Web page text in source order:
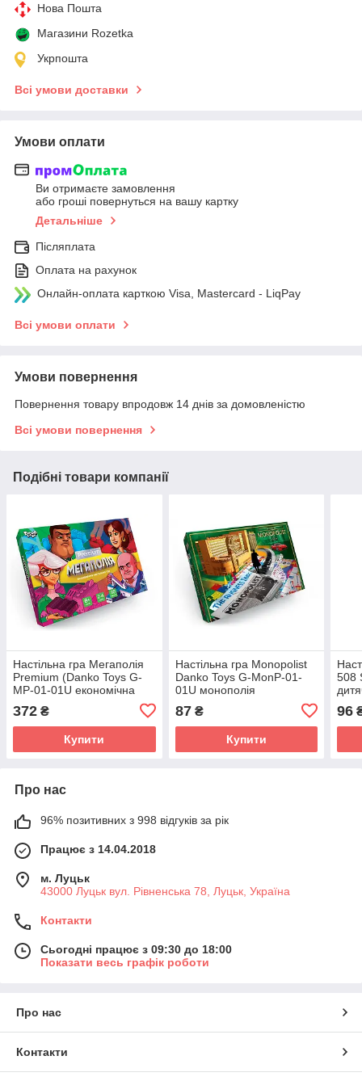
Нова Пошта
Магазини Rozetka
Укрпошта
Всі умови доставки
Умови оплати
Ви отримаєте замовлення
або гроші повернуться на вашу картку
Детальніше
Післяплата
Оплата на рахунок
Онлайн-оплата карткою Visa, Mastercard - LiqPay
Всі умови оплати
Умови повернення
Повернення товару впродовж 14 днів за домовленістю
Всі умови повернення
Подібні товари компанії
Настільна гра Мегаполія
Premium (Danko Toys G-
MP-01-01U економічна
менеджер для дітей та
дорослих
372 ₴
Купити
Настільна гра Monopolist
Danko Toys G-MonP-01-
01U монополія
економічна стратегія для
всієї родини дорослі діти
компанія
87₴
Купити
508
96
Про нас
96% позитивних з 998 відгуків за рік
Працює з 14.04.2018
м. Луцьк
43000 Луцьк вул. Рівненська 78, Луцьк, Україна
Контакти
Сьогодні працює з 09:30 до 18:00
Показати весь графік роботи
Про нас
Контакти